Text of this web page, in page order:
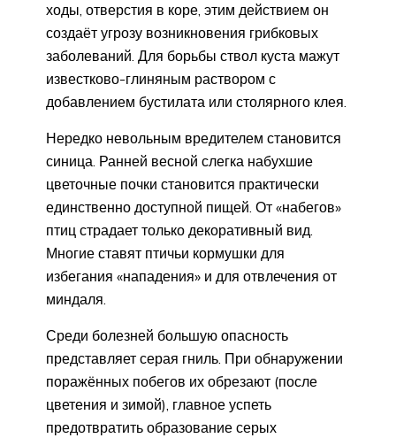
ходы, отверстия в коре, этим действием он
создаёт угрозу возникновения грибковых
заболеваний. Для борьбы ствол куста мажут
известково-глиняным раствором с
добавлением бустилата или столярного клея.
Нередко невольным вредителем становится
синица. Ранней весной слегка набухшие
цветочные почки становится практически
единственно доступной пищей. От «набегов»
птиц страдает только декоративный вид.
Многие ставят птичьи кормушки для
избегания «нападения» и для отвлечения от
миндаля.
Среди болезней большую опасность
представляет серая гниль. При обнаружении
поражённых побегов их обрезают (после
цветения и зимой), главное успеть
предотвратить образование серых